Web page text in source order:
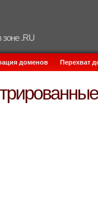
зоне .RU
доменов Перехват